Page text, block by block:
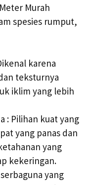
Murah
spesies rumput,
karena
teksturnya
iklim yang lebih
: Pilihan kuat yang
yang panas dan
yang
kekeringan.
yang